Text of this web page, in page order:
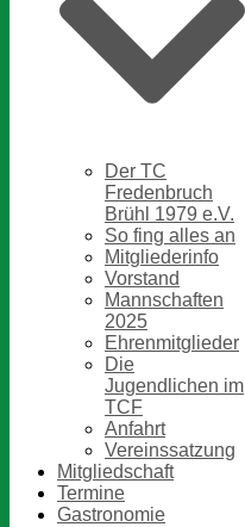
Der TC
Fredenbruch
Brühl 1979 e.V.
So fing alles an
Mitgliederinfo
Vorstand
Mannschaften
2025
Ehrenmitglieder
Die
Jugendlichen im
TCF
Anfahrt
Vereinssatzung
Mitgliedschaft
Termine
Gastronomie